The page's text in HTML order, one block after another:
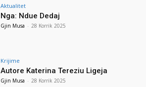
Aktualitet
Nga: Ndue Dedaj
Gjin Musa - 28 Korrik 2025
Krijime
Autore Katerina Tereziu Ligeja
Gjin Musa - 28 Korrik 2025